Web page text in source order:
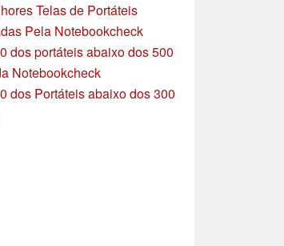
Telas de Portáteis
Pela Notebookcheck
dos portáteis abaixo dos 500
Notebookcheck
dos Portáteis abaixo dos 300